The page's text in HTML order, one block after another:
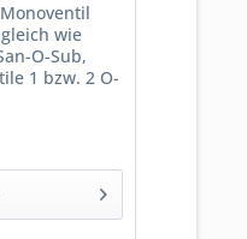
wie
O-Sub,
1 bzw. 2 O-
ggf. Ober-